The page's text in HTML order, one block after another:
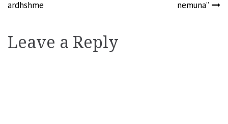
ardhshme nemuna”
Leave a Reply